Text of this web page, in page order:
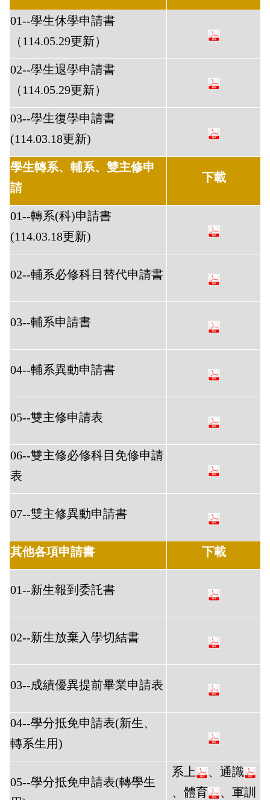
01--學生休學申請書
（114.05.29更新）
02--學生退學申請書
（114.05.29更新）
03--學生復學申請書
(114.03.18更新)
學生轉系、輔系、雙主修申
請
下載
01--轉系(科)申請書
(114.03.18更新)
02--輔系必修科目替代申請書
03--輔系申請書
04--輔系異動申請書
05--雙主修申請表
06--雙主修必修科目免修申請
表
07--雙主修異動申請書
其他各項申請書 下載
01--新生報到委託書
02--新生放棄入學切結書
03--成績優異提前畢業申請表
04--學分抵免申請表(新生、
轉系生用)
05--學分抵免申請表(轉學生
系上
、通識
、體育
、軍訓